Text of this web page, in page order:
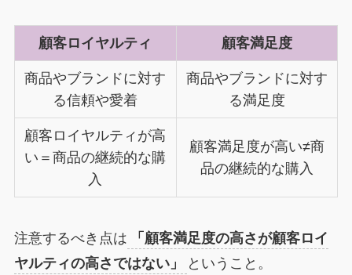
顧客ロイヤルティ 顧客満足度
商品やブランドに対す
る信頼や愛着
商品やブランドに対す
る満足度
顧客ロイヤルティが高
い＝商品の継続的な購
入
顧客満足度が高い≠商
品の継続的な購入
注意するべき点は
「顧客満足度の高さが顧客ロイ
ヤルティの高さではない」
ということ。